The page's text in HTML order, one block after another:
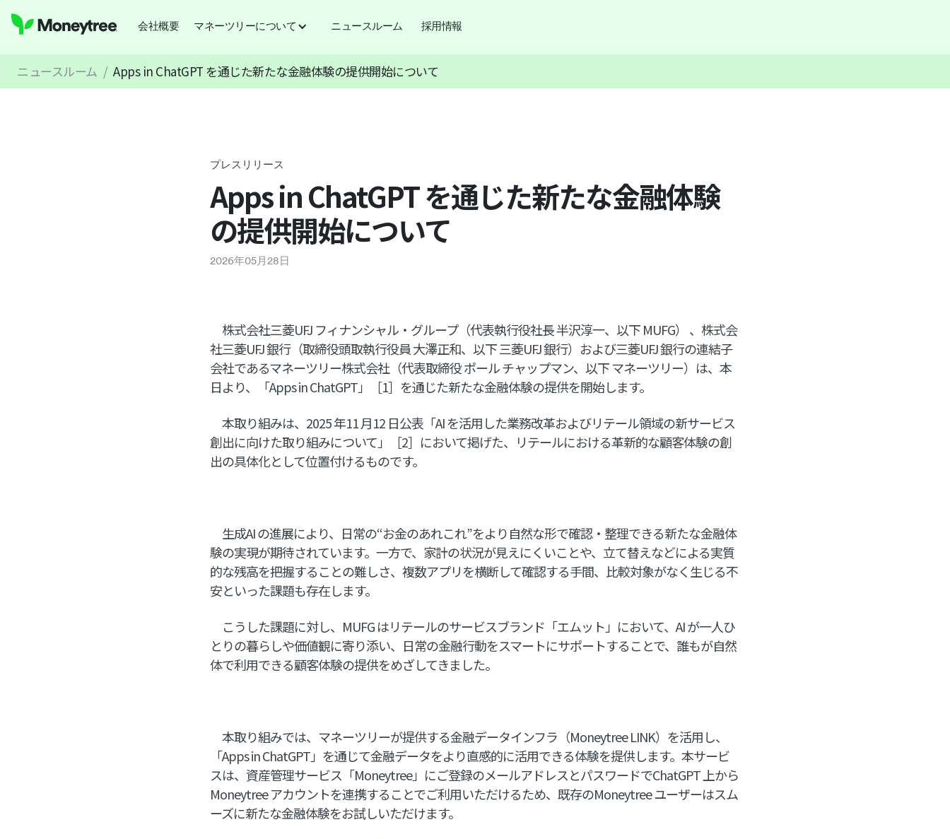
会社概要 マネーツリーについて ニュースルーム 採用情報
ニュースルーム / Apps in ChatGPT を通じた新たな金融体験の提供開始について
プレスリリース
Apps in ChatGPT を通じた新たな金融体験
の提供開始について
2026年05月28日
株式会社三菱UFJ フィナンシャル・グループ（代表執行役社長 半沢淳一、以下 MUFG） 、株式会
社三菱UFJ 銀行（取締役頭取執行役員 大澤正和、以下 三菱UFJ 銀行）および三菱UFJ 銀行の連結子
会社であるマネーツリー株式会社（代表取締役 ポール チャップマン、以下 マネーツリー）は、本
日より、「Apps in ChatGPT」［1］を通じた新たな金融体験の提供を開始します。
本取り組みは、2025 年11 月12 日公表「AI を活用した業務改革およびリテール領域の新サービス
創出に向けた取り組みについて」［2］において掲げた、リテールにおける革新的な顧客体験の創
出の具体化として位置付けるものです。
生成AI の進展により、日常の“お金のあれこれ”をより自然な形で確認・整理できる新たな金融体
験の実現が期待されています。一方で、家計の状況が見えにくいことや、立て替えなどによる実質
的な残高を把握することの難しさ、複数アプリを横断して確認する手間、比較対象がなく生じる不
安といった課題も存在します。
こうした課題に対し、MUFG はリテールのサービスブランド「エムット」において、AI が一人ひ
とりの暮らしや価値観に寄り添い、日常の金融行動をスマートにサポートすることで、誰もが自然
体で利用できる顧客体験の提供をめざしてきました。
本取り組みでは、マネーツリーが提供する金融データインフラ（Moneytree LINK）を活用し、
「Apps in ChatGPT」を通じて金融データをより直感的に活用できる体験を提供します。本サービ
スは、資産管理サービス「Moneytree」にご登録のメールアドレスとパスワードでChatGPT 上から
Moneytree アカウントを連携することでご利用いただけるため、既存のMoneytree ユーザーはスム
ーズに新たな金融体験をお試しいただけます。